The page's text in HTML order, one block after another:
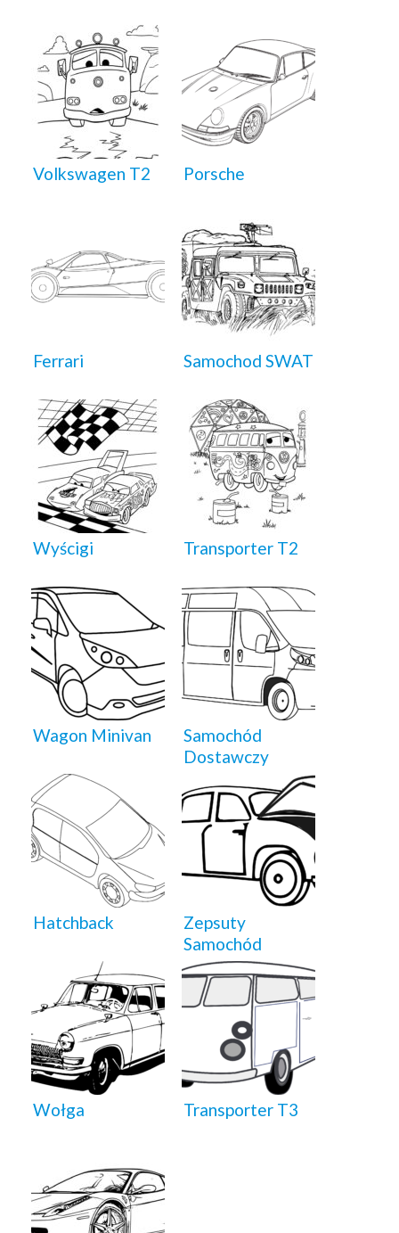
Volkswagen T2 Porsche
Ferrari Samochod SWAT
Wyścigi Transporter T2
Wagon Minivan
Samochód
Dostawczy
Hatchback
Zepsuty
Samochód
Wołga Transporter T3